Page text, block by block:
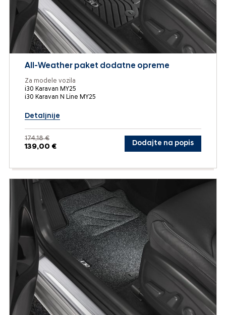
All-Weather paket dodatne opreme
Za modele vozila
i30 Karavan MY25
i30 Karavan N Line MY25
Detaljnije
174,18 €
139,00 € Dodajte na popis